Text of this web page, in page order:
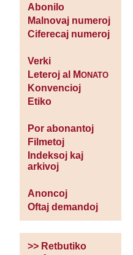
Abonilo
Malnovaj numeroj
Ciferecaj numeroj
Verki
Leteroj al MONATO
Konvencioj
Etiko
Por abonantoj
Filmetoj
Indeksoj kaj
arkivoj
Anoncoj
Oftaj demandoj
>> Retbutiko